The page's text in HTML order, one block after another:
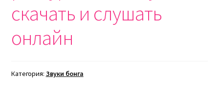
скачать и слушать
онлайн
Категория: Звуки бонга